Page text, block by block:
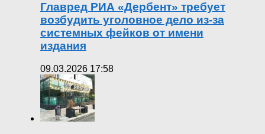
Главред РИА «Дербент» требует
возбудить уголовное дело из-за
системных фейков от имени
издания
09.03.2026 17:58